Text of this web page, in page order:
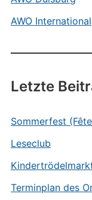
AWO International
Letzte
Sommerfest
Leseclub
Terminplan des